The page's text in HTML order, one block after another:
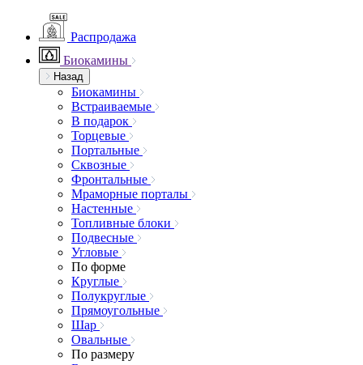
Распродажа
Биокамины
Назад
Биокамины
Встраиваемые
В подарок
Торцевые
Портальные
Сквозные
Фронтальные
Мраморные порталы
Настенные
Топливные блоки
Подвесные
Угловые
По форме
Круглые
Полукруглые
Прямоугольные
Шар
Овальные
По размеру